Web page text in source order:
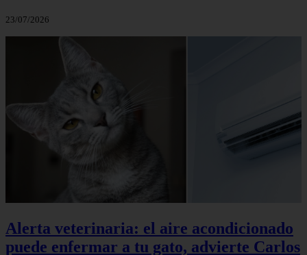
23/07/2026
Alerta veterinaria: el aire acondicionado
puede enfermar a tu gato, advierte Carlos